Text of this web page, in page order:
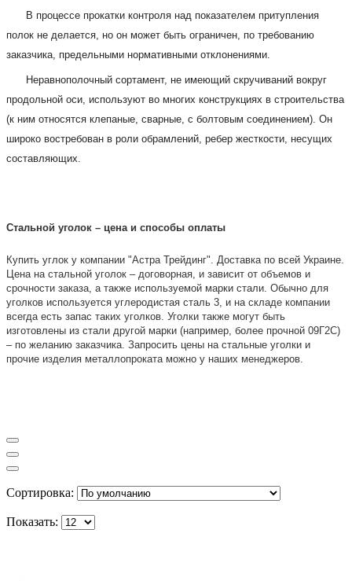
В процессе прокатки контроля над показателем притупления
полок не делается, но он может быть ограничен, по требованию
заказчика, предельными нормативными отклонениями.
Неравнополочный сортамент, не имеющий скручиваний вокруг
продольной оси, используют во многих конструкциях в строительства
(к ним относятся клепаные, сварные, с болтовым соединением). Он
широко востребован в роли обрамлений, ребер жесткости, несущих
составляющих.
Стальной уголок – цена и способы оплаты
Купить углок у компании "Астра Трейдинг". Доставка по всей Украине.
Цена на стальной уголок – договорная, и зависит от объемов и
срочности заказа, а также используемой марки стали. Обычно для
уголков используется углеродистая сталь 3, и на складе компании
всегда есть запас таких уголков. Уголки также могут быть
изготовлены из стали другой марки (например, более прочной 09Г2С)
– по желанию заказчика. Запросить цены на стальные уголки и
прочие изделия металлопроката можно у наших менеджеров.
Сортировка:
Показать: